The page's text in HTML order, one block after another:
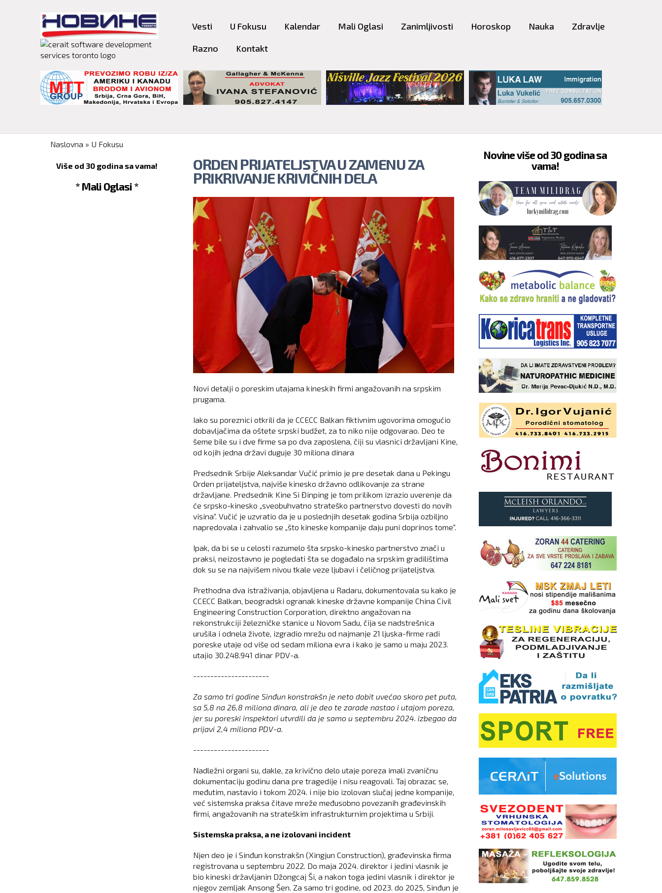
content
Vesti U Fokusu Kalendar Mali Oglasi Zanimljivosti Horoskop Nauka Zdravlje
Razno Kontakt
You are here
Naslovna » U Fokusu
Više od 30 godina sa vama!
* Mali Oglasi *
ORDEN PRIJATELJSTVA U ZAMENU ZA
PRIKRIVANJE KRIVIČNIH DELA
Novi detalji o poreskim utajama kineskih firmi angažovanih na srpskim
prugama.
Iako su poreznici otkrili da je CCECC Balkan fiktivnim ugovorima omogućio
dobavljačima da oštete srpski budžet, za to niko nije odgovarao. Deo te
šeme bile su i dve firme sa po dva zaposlena, čiji su vlasnici državljani Kine,
od kojih jedna državi duguje 30 miliona dinara
Predsednik Srbije Aleksandar Vučić primio je pre desetak dana u Pekingu
Orden prijateljstva, najviše kinesko državno odlikovanje za strane
državljane. Predsednik Kine Si Đinping je tom prilikom izrazio uverenje da
će srpsko-kinesko „sveobuhvatno strateško partnerstvo dovesti do novih
visina“. Vučić je uzvratio da je u poslednjih desetak godina Srbija ozbiljno
napredovala i zahvalio se „što kineske kompanije daju puni doprinos tome“.
Ipak, da bi se u celosti razumelo šta srpsko-kinesko partnerstvo znači u
praksi, neizostavno je pogledati šta se događalo na srpskim gradilištima
dok su se na najvišem nivou tkale veze ljubavi i čeličnog prijateljstva.
Prethodna dva istraživanja, objavljena u Radaru, dokumentovala su kako je
CCECC Balkan, beogradski ogranak kineske državne kompanije China Civil
Engineering Construction Corporation, direktno angažovan na
rekonstrukciji železničke stanice u Novom Sadu, čija se nadstrešnica
urušila i odnela živote, izgradio mrežu od najmanje 21 ljuska-firme radi
poreske utaje od više od sedam miliona evra i kako je samo u maju 2023.
utajio 30.248.941 dinar PDV-a.
----------------------
Za samo tri godine Sinđun konstrakšn je neto dobit uvećao skoro pet puta,
sa 5,8 na 26,8 miliona dinara, ali je deo te zarade nastao i utajom poreza,
jer su poreski inspektori utvrdili da je samo u septembru 2024. izbegao da
prijavi 2,4 miliona PDV-a.
----------------------
Nadležni organi su, dakle, za krivično delo utaje poreza imali zvaničnu
dokumentaciju godinu dana pre tragedije i nisu reagovali. Taj obrazac se,
međutim, nastavio i tokom 2024. i nije bio izolovan slučaj jedne kompanije,
već sistemska praksa čitave mreže međusobno povezanih građevinskih
firmi, angažovanih na strateškim infrastrukturnim projektima u Srbiji.
Sistemska praksa, a ne izolovani incident
Njen deo je i Sinđun konstrakšn (Xingjun Construction), građevinska firma
registrovana u septembru 2022. Do maja 2024. direktor i jedini vlasnik je
bio kineski državljanin Džongcaj Ši, a nakon toga jedini vlasnik i direktor je
njegov zemljak Ansong Šen. Za samo tri godine, od 2023. do 2025, Sinđun je
Novine više od 30 godina sa
vama!